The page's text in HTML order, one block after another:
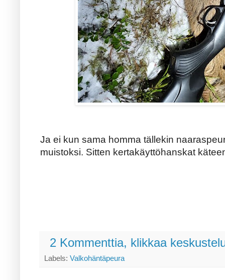
Ja ei kun sama homma tällekin
muistoksi. Sitten kertakäyttöhanskat
2 Kommenttia, klikkaa
Labels: Valkohäntäpeura